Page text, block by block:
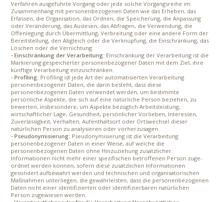
Verfahren ausgeführte Vorgang oder jede solche Vorgangsreihe im
Zusammenhang mit personenbezogenen Daten wie das Erheben, das
Erfassen, die Organisation, das Ordnen, die Speicherung, die Anpassung
oder Veränderung, das Auslesen, das Abfragen, die Verwendung, die
Offenlegung durch Übermittlung, Verbreitung oder eine andere Form der
Bereitstellung, den Abgleich oder die Verknüpfung, die Einschränkung, das
Löschen oder die Vernichtung.
- Einschränkung der Verarbeitung: Einschränkung der Verarbeitung ist die
Markierung gespeicherter personenbezogener Daten mit dem Ziel, ihre
künftige Verarbeitung einzuschränken.
- Profiling: Profiling ist jede Art der automatisierten Verarbeitung
personenbezogener Daten, die darin besteht, dass diese
personenbezogenen Daten verwendet werden, um bestimmte
persönliche Aspekte, die sich auf eine natürliche Person beziehen, zu
bewerten, insbesondere, um Aspekte bezüglich Arbeitsleistung,
wirtschaftlicher Lage, Gesundheit, persönlicher Vorlieben, Interessen,
Zuverlässigkeit, Verhalten, Aufenthaltsort oder Ortswechsel dieser
natürlichen Person zu analysieren oder vorherzusagen.
- Pseudonymisierung: Pseudonymisierung ist die Verarbeitung
personenbezogener Daten in einer Weise, auf welche die
personenbezogenen Daten ohne Hinzuziehung zusätzlicher
Informationen nicht mehr einer spezifischen betroffenen Person zuge-
ordnet werden können, sofern diese zusätzlichen Informationen
gesondert aufbewahrt werden und technischen und organisatorischen
Maßnahmen unterliegen, die gewährleisten, dass die personenbezogenen
Daten nicht einer identifizierten oder identifizierbaren natürlichen
Person zugewiesen werden.